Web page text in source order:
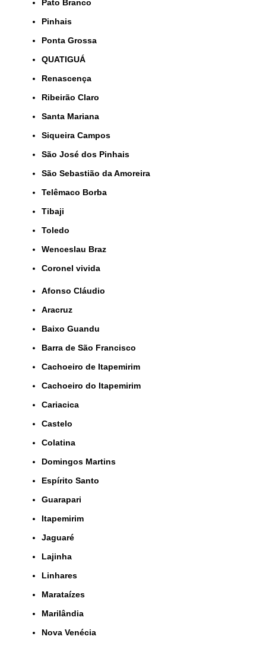
Pato Branco
Pinhais
Ponta Grossa
QUATIGUÁ
Renascença
Ribeirão Claro
Santa Mariana
Siqueira Campos
São José dos Pinhais
São Sebastião da Amoreira
Telêmaco Borba
Tibaji
Toledo
Wenceslau Braz
coronel vivida
Afonso Cláudio
Aracruz
Baixo Guandu
Barra de São Francisco
Cachoeiro de Itapemirim
Cachoeiro do Itapemirim
Cariacica
Castelo
Colatina
Domingos Martins
Espírito Santo
Guarapari
Itapemirim
Jaguaré
Lajinha
Linhares
Marataízes
Marilândia
Nova Venécia